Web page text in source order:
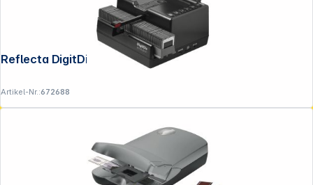
Reflecta DigitDia evolution
Artikel-Nr.:672688